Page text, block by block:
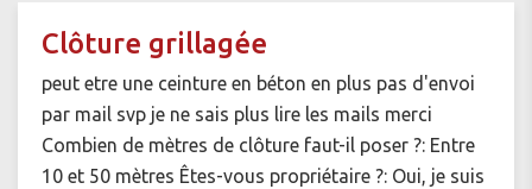
Clôture grillagée
peut etre une ceinture en béton en plus pas d'envoi
par mail svp je ne sais plus lire les mails merci
Combien de mètres de clôture faut-il poser ?: Entre
10 et 50 mètres Êtes-vous propriétaire ?: Oui, je suis